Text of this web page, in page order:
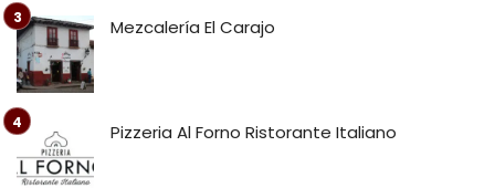
Mezcalería El Carajo
Pizzeria Al Forno Ristorante Italiano